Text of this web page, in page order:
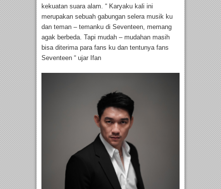
kekuatan suara alam. “ Karyaku kali ini
merupakan sebuah gabungan selera musik ku
dan teman – temanku di Seventeen, memang
agak berbeda. Tapi mudah – mudahan masih
bisa diterima para fans ku dan tentunya fans
Seventeen “ ujar Ifan